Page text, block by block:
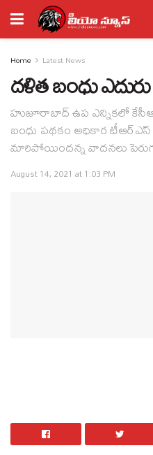
Home Latest News
ద‌ళిత బంధు
హుజూరాబాద్ ఉప ఎన్నిక‌లో
బంధు ప‌థ‌కం అధికార టీఆర్ఎస్
మారిపోయింద‌న్న వాద‌న‌లు
August 14, 2021 at 1:03 PM